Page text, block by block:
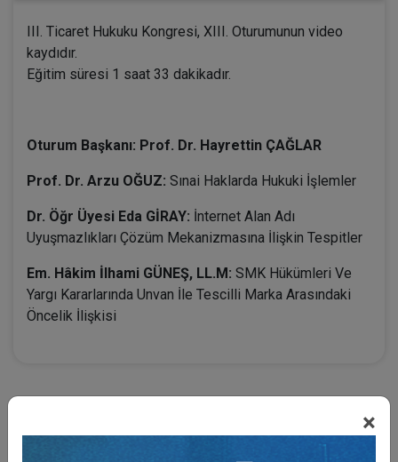
×
III. Ticaret Hukuku Kongresi, XIII. Oturumunun video
kaydıdır.
Eğitim süresi 1 saat 33 dakikadır.
Oturum Başkanı: Prof. Dr. Hayrettin ÇAĞLAR
Prof. Dr. Arzu OĞUZ: Sınai Haklarda Hukuki İşlemler
Dr. Öğr Üyesi Eda GİRAY: İnternet Alan Adı
Uyuşmazlıkları Çözüm Mekanizmasına İlişkin Tespitler
Em. Hâkim İlhami GÜNEŞ, LL.M: SMK Hükümleri Ve
Yargı Kararlarında Unvan İle Tescilli Marka Arasındaki
Öncelik İlişkisi